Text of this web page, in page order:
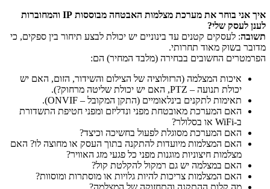
איך אני בוחר את מערכת מצלמות האבטחה מבוססות IP והמחוברות
לענן לעסק שלי?
תשובה: לעסקים קטנים עד בינוניים יש יכולת לבצע תיחור בין ספקים, כי
מדובר בשוק מאוד תחרותי.
הפרמטרים החשובים בבחירה (מלבד המחיר) הם:
איכות המצלמה (הרזולוציה של הצילום והשידור, הזום, האם יש
יכולת תנועה – PTZ, האם יש יכולת שליטה מרחוק?).
תאימות לתקנים בינלאומיים (התקן המקובל – ONVIF
).
האם המערכת מאובטחת מפני ונדליזם ומפני חטיפת התשדורת
ב-WiFi או בסלולר?
האם המערכת מסוגלת לפעול בחשיכה וכיצד?
האם המצלמות מיועדות להתקנה בתוך העסק או מחוצה לו? האם
מצלמות חיצוניות מוגנות מפני כל פגעי מזג האוויר?
האם במצלמה יש גם רמקול להקלטת קול?
האם המצלמות צריכות להיות גלויות או מוסתרות ומוסוות?
מה קלות ההתקנה והתחזוקה של המצלמה?